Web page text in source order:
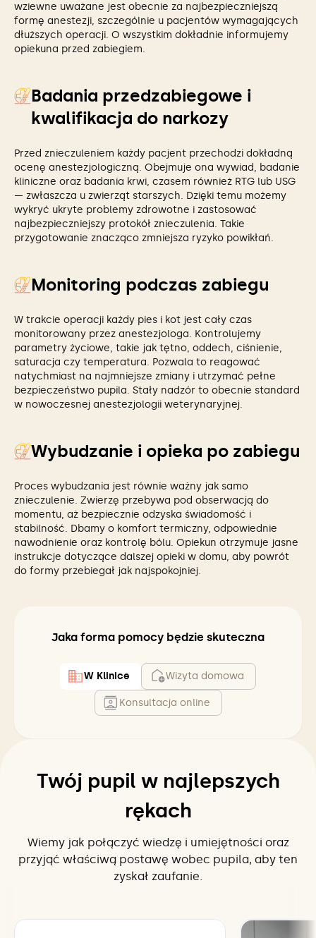
wziewne uważane jest obecnie za najbezpieczniejszą
formę anestezji, szczególnie u pacjentów wymagających
dłuższych operacji. O wszystkim dokładnie informujemy
opiekuna przed zabiegiem.
Badania przedzabiegowe i
kwalifikacja do narkozy
Przed znieczuleniem każdy pacjent przechodzi dokładną
ocenę anestezjologiczną. Obejmuje ona wywiad, badanie
kliniczne oraz badania krwi, czasem również RTG lub USG
— zwłaszcza u zwierząt starszych. Dzięki temu możemy
wykryć ukryte problemy zdrowotne i zastosować
najbezpieczniejszy protokół znieczulenia. Takie
przygotowanie znacząco zmniejsza ryzyko powikłań.
Monitoring podczas zabiegu
W trakcie operacji każdy pies i kot jest cały czas
monitorowany przez anestezjologa. Kontrolujemy
parametry życiowe, takie jak tętno, oddech, ciśnienie,
saturacja czy temperatura. Pozwala to reagować
natychmiast na najmniejsze zmiany i utrzymać pełne
bezpieczeństwo pupila. Stały nadzór to obecnie standard
w nowoczesnej anestezjologii weterynaryjnej.
Wybudzanie i opieka po zabiegu
Proces wybudzania jest równie ważny jak samo
znieczulenie. Zwierzę przebywa pod obserwacją do
momentu, aż bezpiecznie odzyska świadomość i
stabilność. Dbamy o komfort termiczny, odpowiednie
nawodnienie oraz kontrolę bólu. Opiekun otrzymuje jasne
instrukcje dotyczące dalszej opieki w domu, aby powrót
do formy przebiegał jak najspokojniej.
Jaka forma pomocy będzie skuteczna
W Klinice Wizyta domowa
Konsultacja online
Twój pupil w najlepszych
rękach
Wiemy jak połączyć wiedzę i umiejętności oraz
przyjąć właściwą postawę wobec pupila, aby ten
zyskał zaufanie.